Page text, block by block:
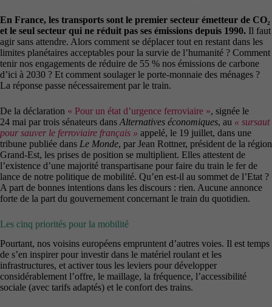
En France, les transports sont le premier secteur émetteur de CO₂
et le seul secteur qui ne réduit pas ses émissions depuis 1990. Il faut
agir sans attendre. Alors comment se déplacer tout en restant dans les
limites planétaires acceptables pour la survie de l’humanité ? Comment
tenir nos engagements de réduire de 55 % nos émissions de carbone
d’ici à 2030 ? Et comment soulager le porte-monnaie des ménages ?
La réponse passe nécessairement par le train.
De la déclaration « Pour un état d’urgence ferroviaire », signée le
24 mai par trois sénateurs dans Alternatives économiques, au « sursaut
pour sauver le ferroviaire français » appelé, le 19 juillet, dans une
tribune publiée dans Le Monde, par Jean Rottner, président de la région
Grand-Est, les prises de position se multiplient. Elles attestent de
l’existence d’une majorité transpartisane pour faire du train le fer de
lance de notre politique de mobilité. Qu’en est-il au sommet de l’Etat ?
A part de bonnes intentions dans les discours : rien. Aucune annonce
forte de la part du gouvernement concernant le train du quotidien.
Les cinq priorités pour la mobilité
Pourtant, nos voisins européens empruntent d’autres voies. Il est temps
de s’en inspirer pour investir dans le matériel roulant et les
infrastructures, et activer tous les leviers pour développer
considérablement l’offre, le maillage, la fréquence, l’accessibilité
sociale (avec tarifs adaptés) et le confort des trains.